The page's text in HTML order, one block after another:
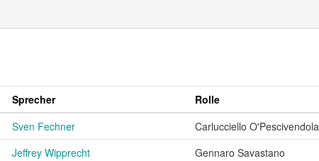
Sprecher Rolle
Sven Fechner
Carlucciello O'Pescivendola
Jeffrey Wipprecht
Gennaro Savastano